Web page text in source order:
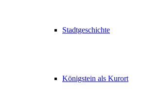
Stadtgeschichte
Königstein als Kurort